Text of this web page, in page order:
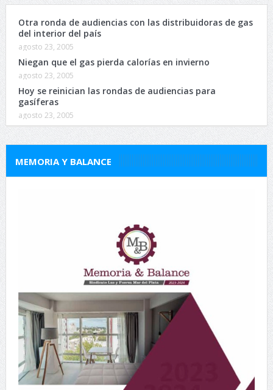
Otra ronda de audiencias con las distribuidoras de gas
del interior del país
agosto 23, 2005
Niegan que el gas pierda calorías en invierno
agosto 23, 2005
Hoy se reinician las rondas de audiencias para
gasíferas
agosto 23, 2005
MEMORIA Y BALANCE